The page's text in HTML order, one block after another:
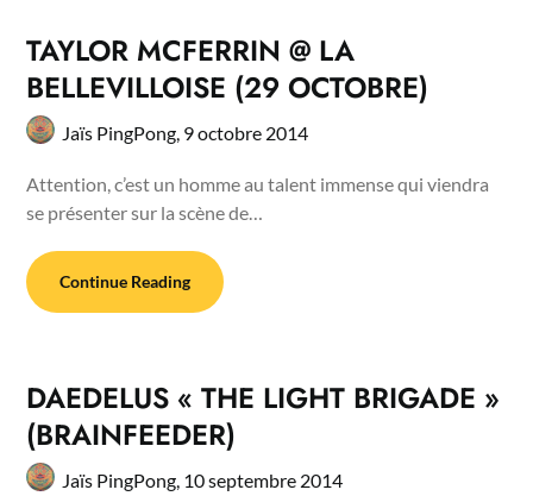
TAYLOR MCFERRIN @ LA
BELLEVILLOISE (29 OCTOBRE)
Jaïs PingPong, 9 octobre 2014
Attention, c’est un homme au talent immense qui viendra
se présenter sur la scène de…
Continue Reading
DAEDELUS « THE LIGHT BRIGADE »
(BRAINFEEDER)
Jaïs PingPong, 10 septembre 2014